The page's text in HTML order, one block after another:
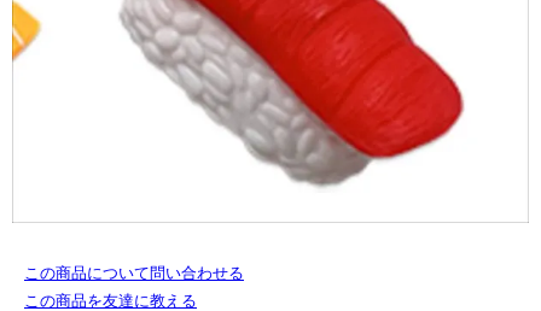
この商品について問い合わせる
この商品を友達に教える